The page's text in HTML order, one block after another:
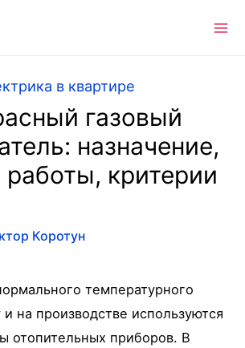
в квартире
газовый
назначение,
критерии
Коротун
температурного
на производстве используются
отопительных приборов. В